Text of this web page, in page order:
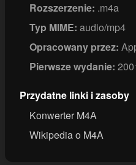
Rozszerzenie: .m4a
Typ MIME: audio/mp4
Opracowany przez:
Pierwsze wydanie:
Przydatne linki i zasoby
Konwerter M4A
Wikipedia o M4A